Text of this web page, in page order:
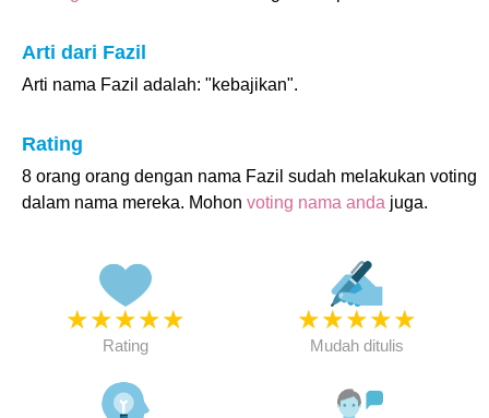
Arti dari Fazil
Arti nama Fazil adalah: "kebajikan".
Rating
8 orang orang dengan nama Fazil sudah melakukan voting
dalam nama mereka. Mohon voting nama anda juga.
★★★★★
Rating
★★★★★
Mudah ditulis